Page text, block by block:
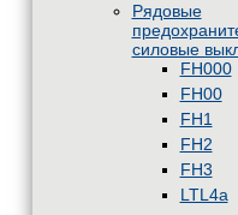
Рядовые
силовые
FH000
FH00
FH1
FH2
FH3
LTL4a